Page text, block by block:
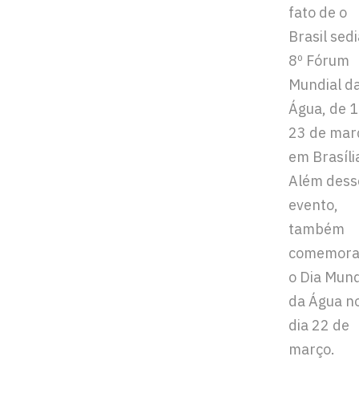
fato de o
Brasil
8º Fórum
Mundial
Água, de
23 de
em
Além
evento,
também
o Dia
da Água
dia 22 de
março.